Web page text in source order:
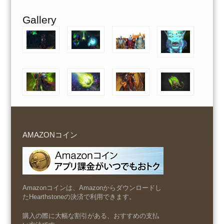
Gallery
AMAZONコイン
Amazonコインは、Amazonからダウンロードし
たHearthstoneの決済で利用できます。
購入の際に大幅な割引がある、おすすめの支払